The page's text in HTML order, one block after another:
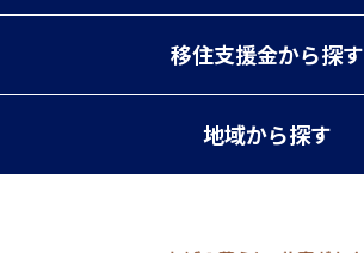
移住支援金から探す
地域から探す